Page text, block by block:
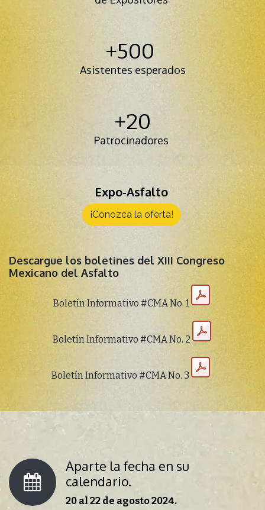
+500
Asistentes esperados
+20
Patrocinadores
Expo-Asfalto
¡Conozca la oferta!
Descargue los boletines del XIII Congreso
Mexicano del Asfalto
Boletín Informativo #CMA No. 1
Boletín Informativo #CMA No. 2
Boletín Informativo #CMA No. 3
Aparte la fecha en su
calendario.
20 al 22 de agosto 2024.